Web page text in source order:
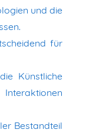
und die
für
Künstliche
Bestandteil